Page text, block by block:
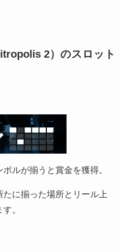
2）のスロット
ルが揃うと賞金を獲得。
たに揃った場所とリール上
。